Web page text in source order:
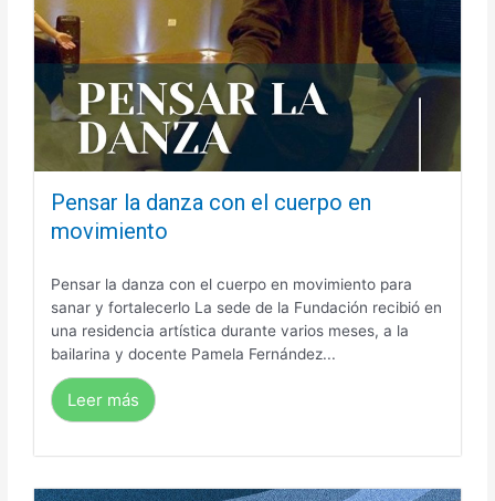
Pensar la danza con el cuerpo en
movimiento
Pensar la danza con el cuerpo en movimiento para
sanar y fortalecerlo La sede de la Fundación recibió en
una residencia artística durante varios meses, a la
bailarina y docente Pamela Fernández...
Leer más